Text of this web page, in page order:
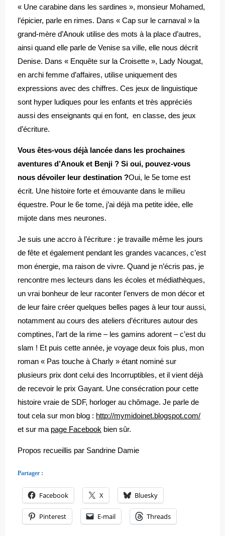
« Une carabine dans les sardines », monsieur Mohamed,
l’épicier, parle en rimes. Dans « Cap sur le carnaval » la
grand-mère d’Anouk utilise des mots à la place d’autres,
ainsi quand elle parle de Venise sa ville, elle nous décrit
Denise. Dans « Enquête sur la Croisette », Lady Nougat,
en archi femme d’affaires, utilise uniquement des
expressions avec des chiffres. Ces jeux de linguistique
sont hyper ludiques pour les enfants et très appréciés
aussi des enseignants qui en font, en classe, des jeux
d’écriture.
Vous êtes-vous déjà lancée dans les prochaines
aventures d’Anouk et Benji ? Si oui, pouvez-vous
nous dévoiler leur destination ?Oui, le 5e tome est
écrit. Une histoire forte et émouvante dans le milieu
équestre. Pour le 6e tome, j’ai déjà ma petite idée, elle
mijote dans mes neurones.
Je suis une accro à l’écriture : je travaille même les jours
de fête et également pendant les grandes vacances, c’est
mon énergie, ma raison de vivre. Quand je n’écris pas, je
rencontre mes lecteurs dans les écoles et médiathèques,
un vrai bonheur de leur raconter l’envers de mon décor et
de leur faire créer quelques belles pages à leur tour aussi,
notamment au cours des ateliers d’écritures autour des
comptines, l’art de la rime – les gamins adorent – c’est du
slam ! Et puis cette année, je voyage deux fois plus, mon
roman « Pas touche à Charly » étant nominé sur
plusieurs prix dont celui des Incorruptibles, et il vient déjà
de recevoir le prix Gayant. Une consécration pour cette
histoire vraie de SDF, horloger au chômage. Je parle de
tout cela sur mon blog : http://mymidoinet.blogspot.com/
et sur ma page Facebook bien sûr.
Propos recueillis par Sandrine Damie
Partager :
Facebook X Bluesky
Pinterest E-mail Threads